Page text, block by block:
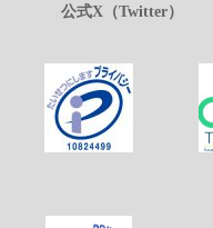
公式X（Twitter）